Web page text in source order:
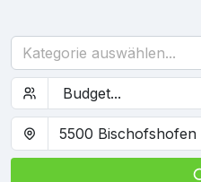
Kategorie auswählen...